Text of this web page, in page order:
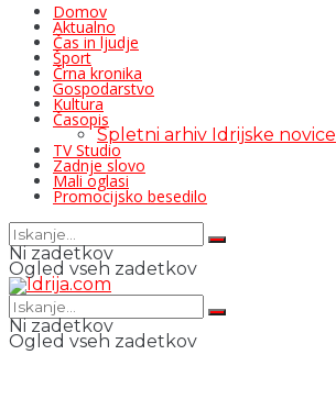
Domov
Aktualno
Čas in ljudje
Šport
Črna kronika
Gospodarstvo
Kultura
Časopis
Spletni arhiv Idrijske novice
TV Studio
Zadnje slovo
Mali oglasi
Promocijsko besedilo
Ni zadetkov
Ogled vseh zadetkov
Ni zadetkov
Ogled vseh zadetkov